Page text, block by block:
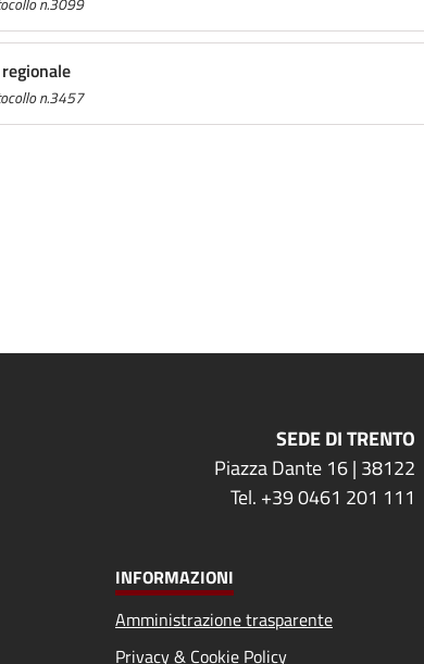
n.3457
SEDE DI TRENTO
Piazza Dante 16 | 38122
Tel. +39 0461 201 111
INFORMAZIONI
Amministrazione trasparente
Privacy & Cookie Policy